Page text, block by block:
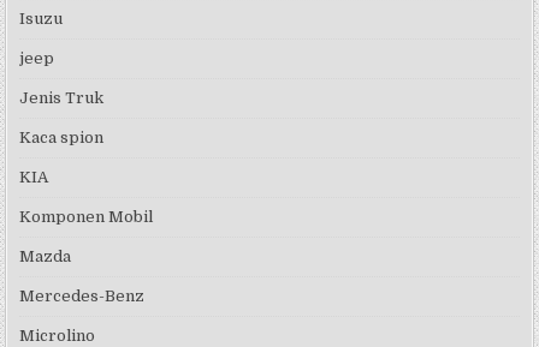
Isuzu
jeep
Jenis Truk
Kaca spion
KIA
Komponen Mobil
Mazda
Mercedes-Benz
Microlino